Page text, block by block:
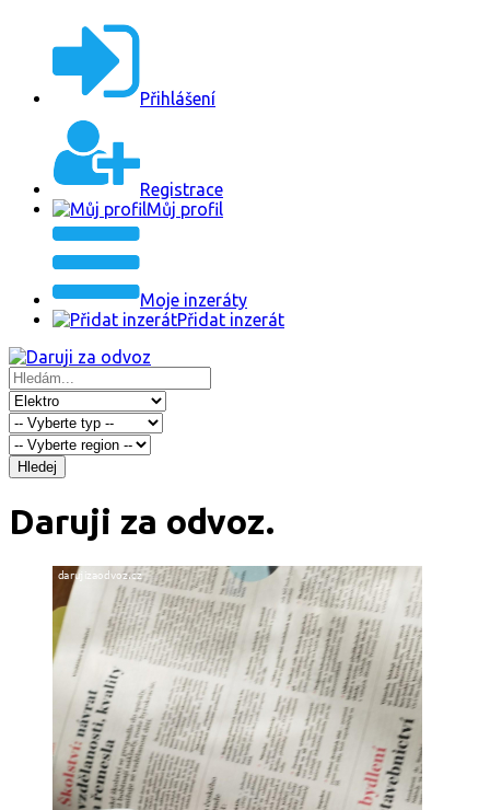
Přihlášení
Registrace
Můj profil
Moje inzeráty
Přidat inzerát
Hledej
Daruji za odvoz.